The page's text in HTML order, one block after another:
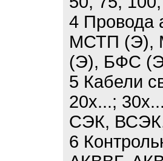
4
МСТП (Э),
(Э), БФС
5 Кабели
20х...;
СЭК,
6